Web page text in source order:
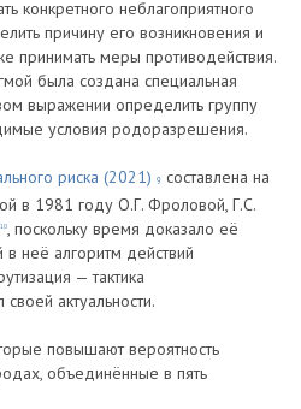
конкретного неблагоприятного
причину его возникновения и
принимать меры противодействия.
была создана специальная
выражении определить группу
условия родоразрешения.
риска (2021) 9 составлена на
в 1981 году О.Г. Фроловой, Г.С.
10, поскольку время доказало её
неё алгоритм действий
— тактика
актуальности.
повышают вероятность
объединённые в пять